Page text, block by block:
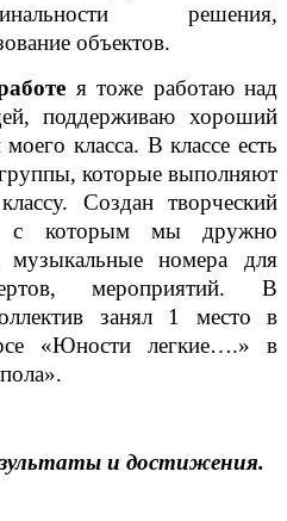
решения,
объектов.
я тоже работаю над
поддерживаю хороший
класса. В классе есть
которые выполняют
Создан творческий
с которым мы дружно
музыкальные номера для
мероприятий. В
занял 1 место в
«Юности легкие….» в
и достижения.